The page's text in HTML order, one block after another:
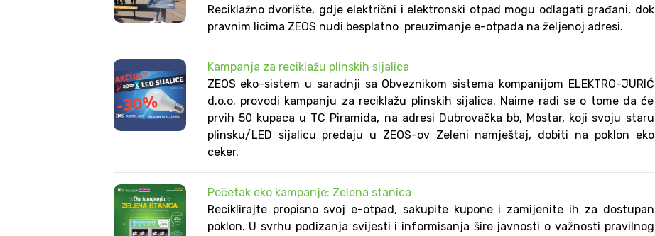
Reciklažno dvorište, gdje električni i elektronski otpad mogu odlagati građani, dok
pravnim licima ZEOS nudi besplatno preuzimanje e-otpada na željenoj adresi.
Kampanja za reciklažu plinskih sijalica
ZEOS eko-sistem u saradnji sa Obveznikom sistema kompanijom ELEKTRO-JURIĆ
d.o.o. provodi kampanju za reciklažu plinskih sijalica. Naime radi se o tome da će
prvih 50 kupaca u TC Piramida, na adresi Dubrovačka bb, Mostar, koji svoju staru
plinsku/LED sijalicu predaju u ZEOS-ov Zeleni namještaj, dobiti na poklon eko
ceker.
Početak eko kampanje: Zelena stanica
Reciklirajte propisno svoj e-otpad, sakupite kupone i zamijenite ih za dostupan
poklon. U svrhu podizanja svijesti i informisanja šire javnosti o važnosti pravilnog